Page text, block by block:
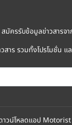
สมัครรับข้อมูลข่าวสารจา
สาร รวมทั้งโปรโมชั่น แ
าวน์โหลดแอป